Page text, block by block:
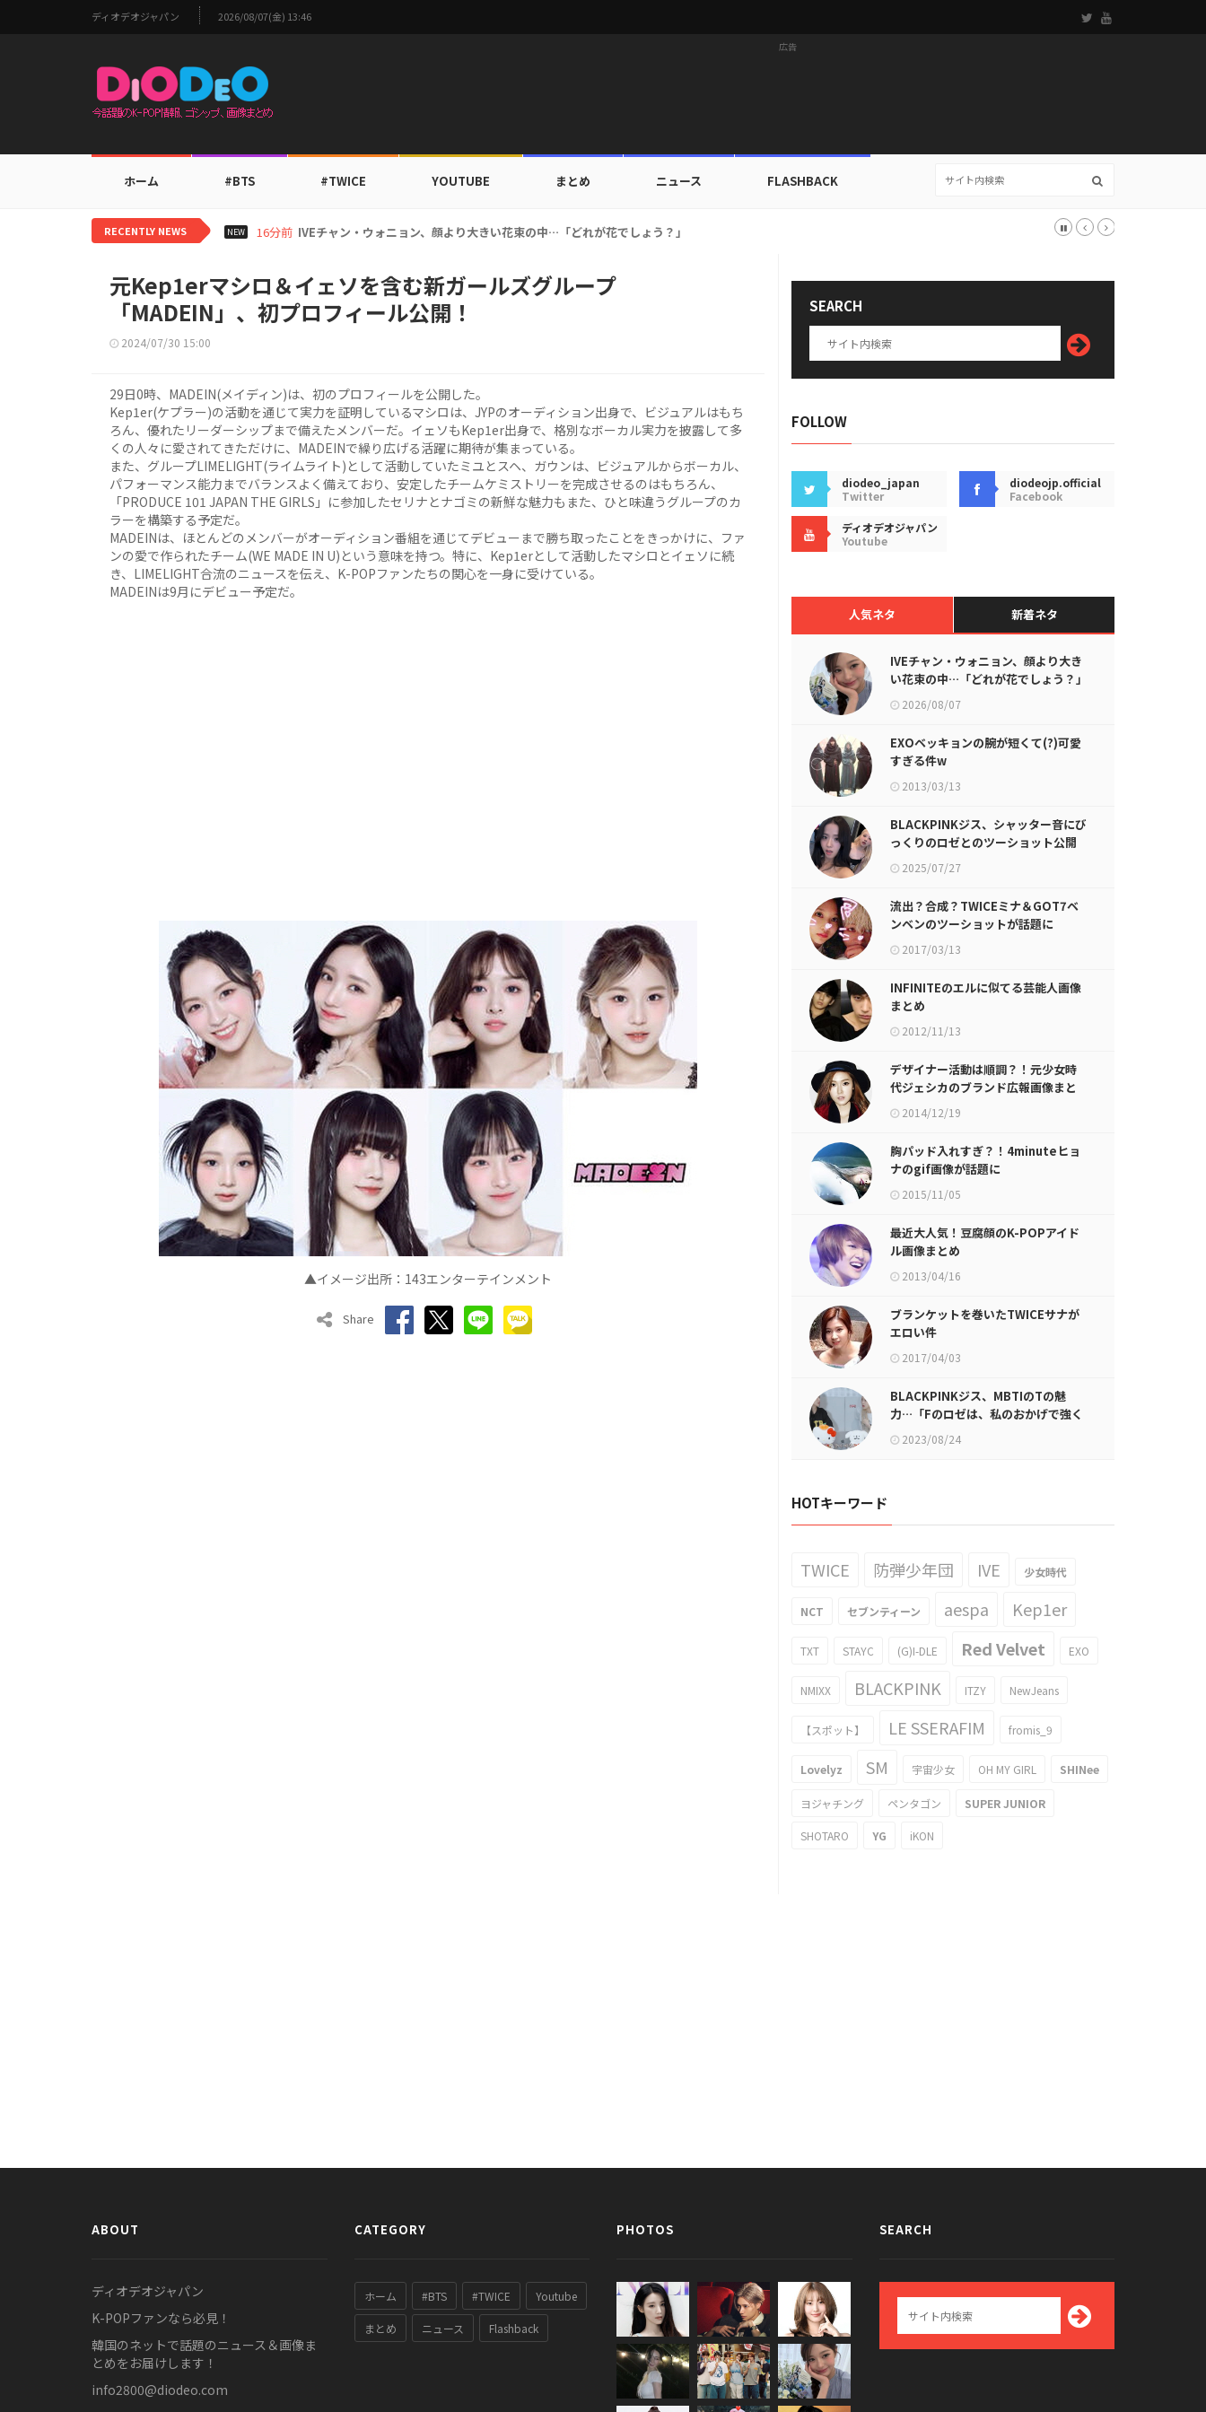
ディオデオジャパン 2026/08/07(金) 13:46
広告
ホーム #BTS #TWICE YOUTUBE まとめ ニュース FLASHBACK
RECENTLY NEWS NEW 2時間前 TOMORROW X TOGETHER、デビュー以来初の団体海外旅行へ…自主コンテンツ公開！
元Kep1erマシロ＆イェソを含む新ガールズグループ
「MADEIN」、初プロフィール公開！
2024/07/30 15:00
29日0時、MADEIN(メイディン)は、初のプロフィールを公開した。
Kep1er(ケプラー)の活動を通じて実力を証明しているマシロは、JYPのオーディション出身で、ビジュアルはもち
ろん、優れたリーダーシップまで備えたメンバーだ。イェソもKep1er出身で、格別なボーカル実力を披露して多
くの人々に愛されてきただけに、MADEINで繰り広げる活躍に期待が集まっている。
また、グループLIMELIGHT(ライムライト)として活動していたミユとスヘ、ガウンは、ビジュアルからボーカル、
パフォーマンス能力までバランスよく備えており、安定したチームケミストリーを完成させるのはもちろん、
「PRODUCE 101 JAPAN THE GIRLS」に参加したセリナとナゴミの新鮮な魅力もまた、ひと味違うグループのカ
ラーを構築する予定だ。
MADEINは、ほとんどのメンバーがオーディション番組を通じてデビューまで勝ち取ったことをきっかけに、ファ
ンの愛で作られたチーム(WE MADE IN U)という意味を持つ。特に、Kep1erとして活動したマシロとイェソに続
き、LIMELIGHT合流のニュースを伝え、K-POPファンたちの関心を一身に受けている。
MADEINは9月にデビュー予定だ。
▲イメージ出所：143エンターテインメント
Share
SEARCH
FOLLOW
diodeo_japan
Twitter
diodeojp.official
Facebook
ディオデオジャパン
Youtube
人気ネタ 新着ネタ
IVEチャン・ウォニョン、顔より大き
い花束の中…「どれが花でしょう？」
2026/08/07
EXOベッキョンの腕が短くて(?)可愛
すぎる件w
2013/03/13
BLACKPINKジス、シャッター音にび
っくりのロゼとのツーショット公開
2025/07/27
流出？合成？TWICEミナ＆GOT7ベ
ンベンのツーショットが話題に
2017/03/13
INFINITEのエルに似てる芸能人画像
まとめ
2012/11/13
デザイナー活動は順調？！元少女時
代ジェシカのブランド広報画像まと
めが話題に
2014/12/19
胸パッド入れすぎ？！4minuteヒョ
ナのgif画像が話題に
2015/11/05
最近大人気！豆腐顔のK-POPアイド
ル画像まとめ
2013/04/16
ブランケットを巻いたTWICEサナが
エロい件
2017/04/03
BLACKPINKジス、MBTIのTの魅
力…「Fのロゼは、私のおかげで強く
なれた」
2023/08/24
HOTキーワード
TWICE 防弾少年団 IVE 少女時代
NCT セブンティーン aespa Kep1er
TXT STAYC (G)I-DLE Red Velvet EXO
NMIXX BLACKPINK ITZY NewJeans
【スポット】 LE SSERAFIM fromis_9
Lovelyz SM 宇宙少女 OH MY GIRL SHINee
ヨジャチング ペンタゴン SUPER JUNIOR
SHOTARO YG iKON
ABOUT
ディオデオジャパン
K-POPファンなら必見！
韓国のネットで話題のニュース＆画像ま
とめをお届けします！
info2800@diodeo.com
CATEGORY
ホーム #BTS #TWICE Youtube
まとめ ニュース Flashback
PHOTOS SEARCH